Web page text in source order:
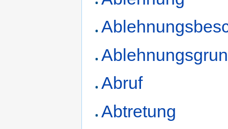
Abruf
Abtretung